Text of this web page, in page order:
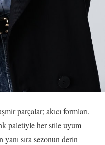
parçalar; akıcı formları,
paletiyle her stile uyum
yanı sıra sezonun derin